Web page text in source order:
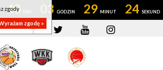
40 03 29 24
zgody
zgodę »